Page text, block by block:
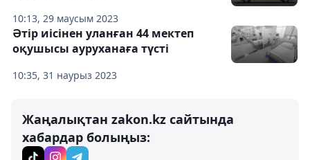
10:13, 29 маусым 2023
10:35, 31 наурыз 2023
Әтір иісінен уланған 44 мектеп
оқушысы ауруханаға түсті
Жаңалықтан zakon.kz сайтында
хабардар болыңыз: